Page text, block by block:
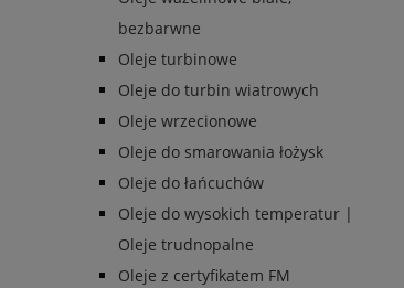
bezbarwne
Oleje turbinowe
Oleje do turbin wiatrowych
Oleje wrzecionowe
Oleje do smarowania łożysk
Oleje do łańcuchów
Oleje do wysokich temperatur |
Oleje trudnopalne
Oleje z certyfikatem FM